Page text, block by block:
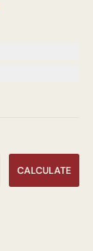
CALCULATE